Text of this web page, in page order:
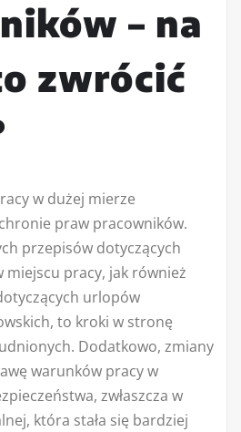
– na
zwrócić
w dużej mierze
praw pracowników.
przepisów dotyczących
pracy, jak również
urlopów
to kroki w stronę
Dodatkowo, zmiany
warunków pracy w
zwłaszcza w
która stała się bardziej